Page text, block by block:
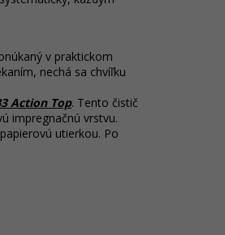
v praktickom
nechá sa chvíľku
Action Top. Tento čistič
impregnačnú vrstvu.
utierkou. Po